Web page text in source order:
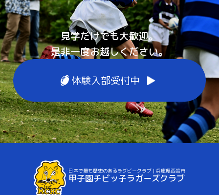
見学だけでも大歓迎。
是非一度お越しください。
体験入部受付中
日本で最も歴史のあるラグビークラブ | 兵庫県西宮市
甲子園チビッ子ラガーズクラブ